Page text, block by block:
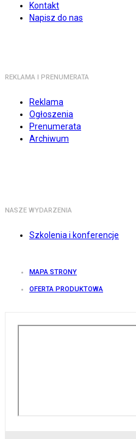
Kontakt
Napisz do nas
REKLAMA I PRENUMERATA
Reklama
Ogłoszenia
Prenumerata
Archiwum
NASZE WYDARZENIA
Szkolenia i konferencje
MAPA STRONY
OFERTA PRODUKTOWA